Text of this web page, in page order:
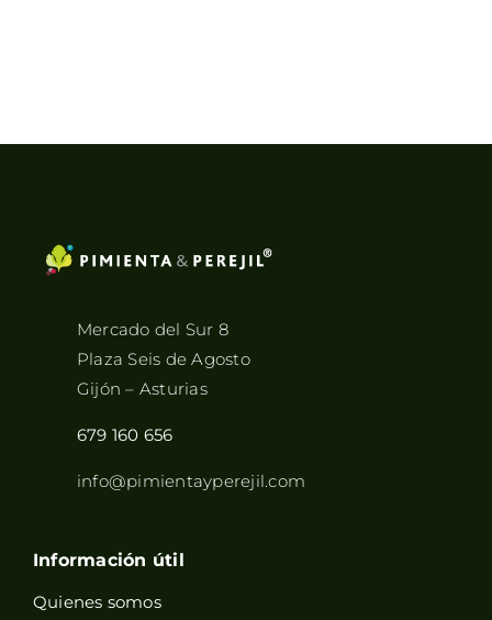
Mercado del Sur 8
Plaza Seis de Agosto
Gijón – Asturias
679 160 656
info@pimientayperejil.com
Información útil
Quienes somos